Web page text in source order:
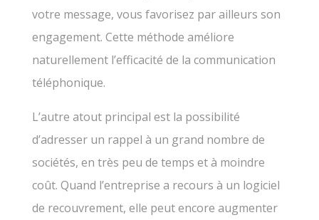
votre message, vous favorisez par ailleurs son
engagement. Cette méthode améliore
naturellement l’efficacité de la communication
téléphonique.
L’autre atout principal est la possibilité
d’adresser un rappel à un grand nombre de
sociétés, en très peu de temps et à moindre
coût. Quand l’entreprise a recours à un logiciel
de recouvrement, elle peut encore augmenter